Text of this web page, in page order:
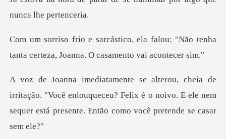
a falou: "Não tenha
tanta certeza, J
ção. "Você enlouqueceu? Felix é o noivo. E ele nem
sequer